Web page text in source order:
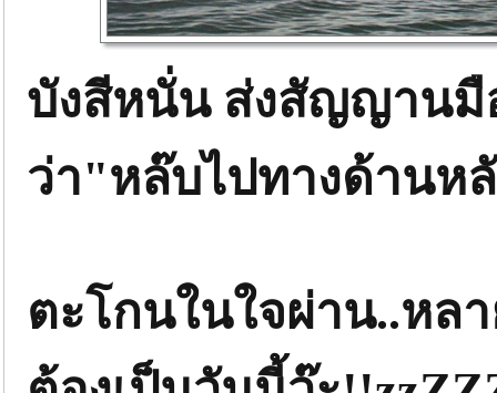
บังสีหนั่น ส่งสัญญานมื
ว่า"หล๊บไปทางด้านห
ตะโกนในใจผ่าน..หล